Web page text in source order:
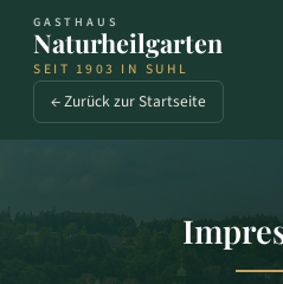
GASTHAUS
Naturheilgarten
SEIT 1903 IN SUHL
← Zurück zur Startseite